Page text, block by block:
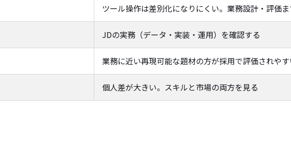
ツール操作は差別化になりにくい。業務設計・評価
JDの実務（データ・実装・運用）を確認する
業務に近い再現可能な題材の方が採用で評価されや
個人差が大きい。スキルと市場の両方を見る